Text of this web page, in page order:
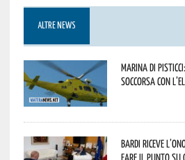
ALTRE NEWS
Marina di
soccorsa con
Bardi riceve